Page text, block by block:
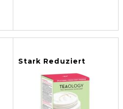
Stark Reduziert